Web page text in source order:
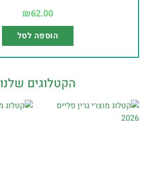
₪62.00
הוספה לסל
הקטלוגים שלנו